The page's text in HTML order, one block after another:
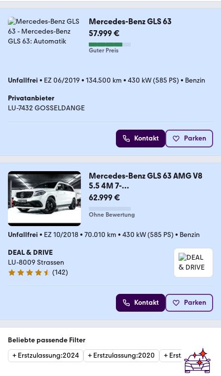
Mercedes-Benz GLS 63
57.999 €
Guter Preis
Unfallfrei • EZ 06/2019 • 134.500 km • 430 kW (585 PS) • Benzin
Privatanbieter
LU-7432 GOSSELDANGE
Kontakt Parken
Mercedes-Benz GLS 63 AMG V8
5.5 4M 7-
SEAT°DESIGNO°NIGHT°AHK°HK
62.999 €
Ohne Bewertung
Unfallfrei • EZ 10/2018• 70.010 km • 430 kW (585 PS) • Benzin
DEAL & DRIVE
LU-8009 Strassen
4.4 Sterne
(142)
Kontakt Parken
Beliebte passende Filter
+ Erstzulassung:2024 + Erstzulassung:2020 + Erstzulassung